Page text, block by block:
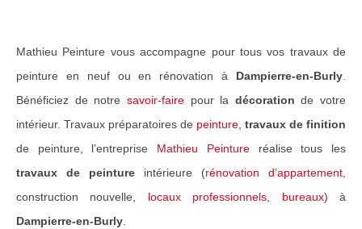
Réalisation de sols
Réalisations Travaux
Nos travaux pour particuliers
Nos travaux pour professionnels
Notre réseau
Mathieu Peinture vous accompagne pour tous vos travaux de
peinture en neuf ou en rénovation à Dampierre-en-Burly
Bénéficiez de notre savoir-fairepour la décoration de votre
intérieur. Travaux préparatoires de peinture travaux de finition
de peinture, l’entreprise Mathieu Peintureréalise tous les
travaux de peinture intérieure (rénovation d’appartement
construction nouvelle, locaux professionnels, bureaux) à
Dampierre-en-Burly